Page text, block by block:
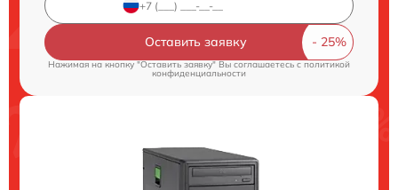
Оставить заявку
Нажимая на кнопку "Оставить заявку" Вы соглашаетесь cполитикой
конфиденциальности